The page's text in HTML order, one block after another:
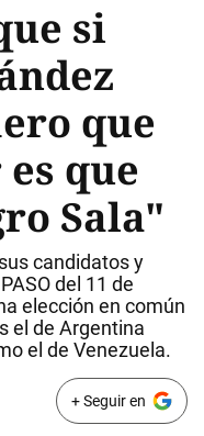
si
que
que
Sala"
candidatos y
del 11 de
elección en común
el de Argentina
el de Venezuela.
+ Seguir en